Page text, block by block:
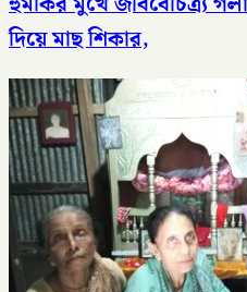
দিয়ে মাছ শিকার,